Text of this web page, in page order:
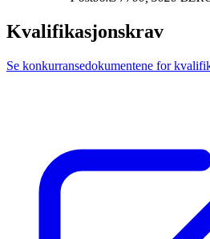
Kvalifikasjonskrav
Se konkurransedokumentene for